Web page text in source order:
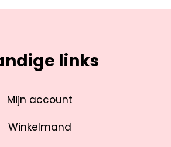
links
Mijn account
Winkelmand